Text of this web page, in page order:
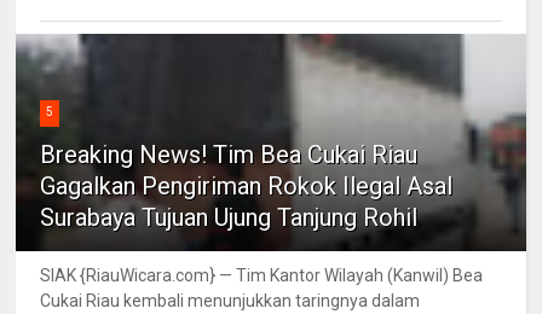
5
Breaking News! Tim Bea Cukai Riau
Gagalkan Pengiriman Rokok Ilegal Asal
Surabaya Tujuan Ujung Tanjung Rohil
SIAK {RiauWicara.com} — Tim Kantor Wilayah (Kanwil) Bea
Cukai Riau kembali menunjukkan taringnya dalam